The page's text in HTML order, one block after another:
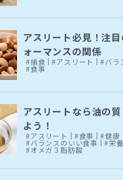
アスリート必見！注
ォーマンスの関係
#捕食 #アスリート #バラ
#食事
アスリートなら油の
よう！
#アスリート #食事 #健康
#バランスのいい食事 #栄
#オメガ３脂肪酸